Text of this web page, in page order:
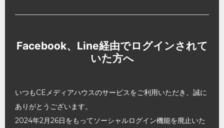
Facebook、Line経由でログインされて
いた方へ
いつもCEメディアハウスのサービスをご利用いただき、誠に
ありがとうございます。
2024年2月26日をもってソーシャルログイン機能を廃止いた